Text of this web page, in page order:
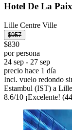
Hotel De La Paix
Lille Centre Ville
$957
$830
por persona
24 sep - 27 sep
precio hace 1 día
Incl. vuelo redondo
Estambul (IST) a
8.6/10 ¡Excelente!